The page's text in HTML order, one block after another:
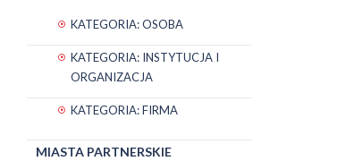
KATEGORIA: OSOBA
KATEGORIA: INSTYTUCJA I
ORGANIZACJA
KATEGORIA: FIRMA
MIASTA PARTNERSKIE